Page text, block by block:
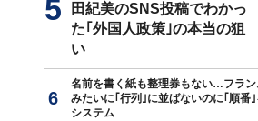
田紀美のSNS投稿でわかっ
た｢外国人政策｣の本当の狙
い
名前を書く紙も整理券もない…フラ
みたいに｢行列｣に並ばないのに｢順番
システム